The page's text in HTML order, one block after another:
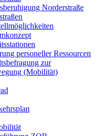
Norderstraße
personeller Ressourcen
zur
(Mobilität)